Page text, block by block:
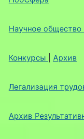
Научное
Конкурсы Архив
Легализация
Архив